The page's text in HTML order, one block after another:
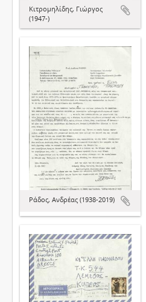
Κιτρομηλίδης, Γιώργος
(1947-)
Ράδος, Ανδρέας (1938-2019)